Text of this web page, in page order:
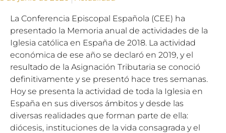
La Conferencia Episcopal Española (CEE) ha
presentado la Memoria anual de actividades de la
Iglesia católica en España de 2018. La actividad
económica de ese año se declaró en 2019, y el
resultado de la Asignación Tributaria se conoció
definitivamente y se presentó hace tres semanas.
Hoy se presenta la actividad de toda la Iglesia en
España en sus diversos ámbitos y desde las
diversas realidades que forman parte de ella:
diócesis, instituciones de la vida consagrada y el